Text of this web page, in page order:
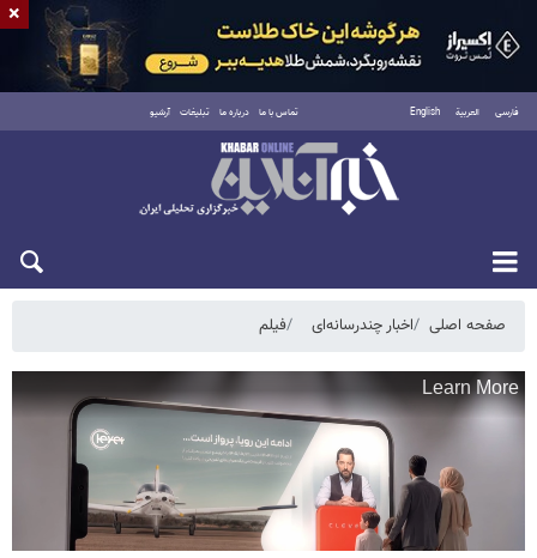
فارسی العربية English تماس با ما درباره ما تبلیغات آرشیو
یکشنبه ۱۸ مرداد ۱۴۰۵
صفحه اصلی اخبار چندرسانه‌ای فیلم
×